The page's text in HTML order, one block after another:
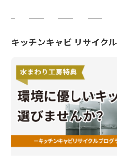
キッチンキャビ リサイク